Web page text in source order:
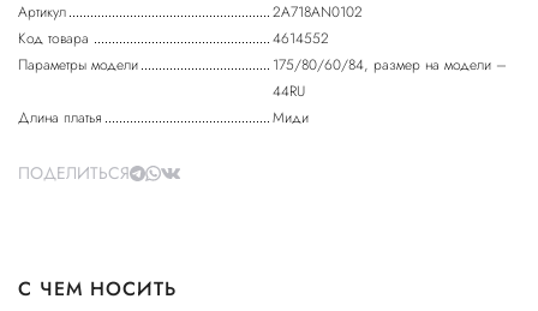
Артикул
2A718AN0102
Код товара
4614552
Параметры модели
175/80/60/84, размер на модели –
44RU
Длина платья
Миди
ПОДЕЛИТЬСЯ
С ЧЕМ НОСИТЬ